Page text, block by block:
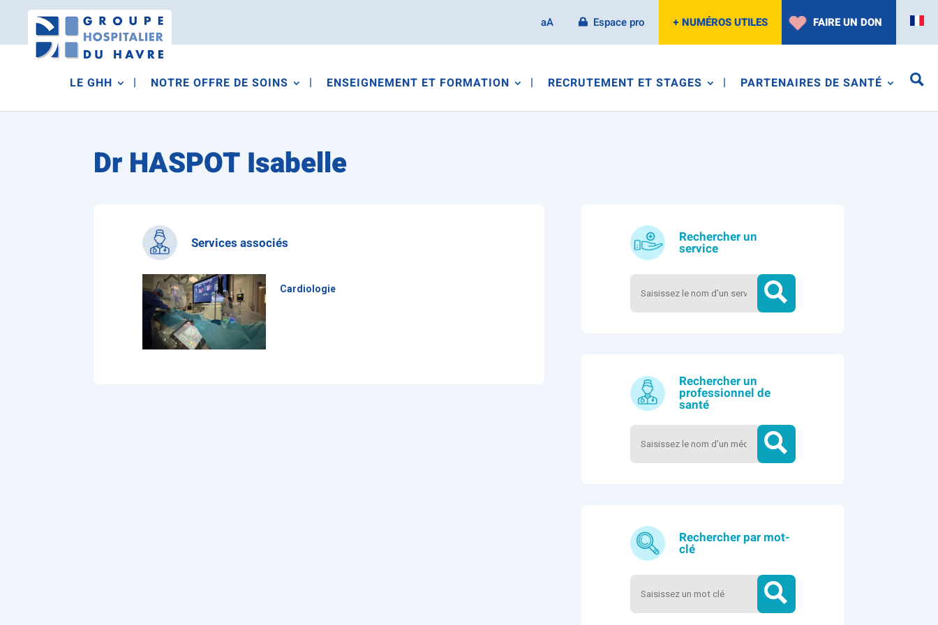
aA Espace pro + NUMÉROS UTILES FAIRE UN DON
LE GHH NOTRE OFFRE DE SOINS ENSEIGNEMENT ET FORMATION RECRUTEMENT ET STAGES PARTENAIRES DE SANTÉ
Dr HASPOT Isabelle
Services associés
Cardiologie
Rechercher un
service
Rechercher un
professionnel de
santé
Rechercher par mot-
clé